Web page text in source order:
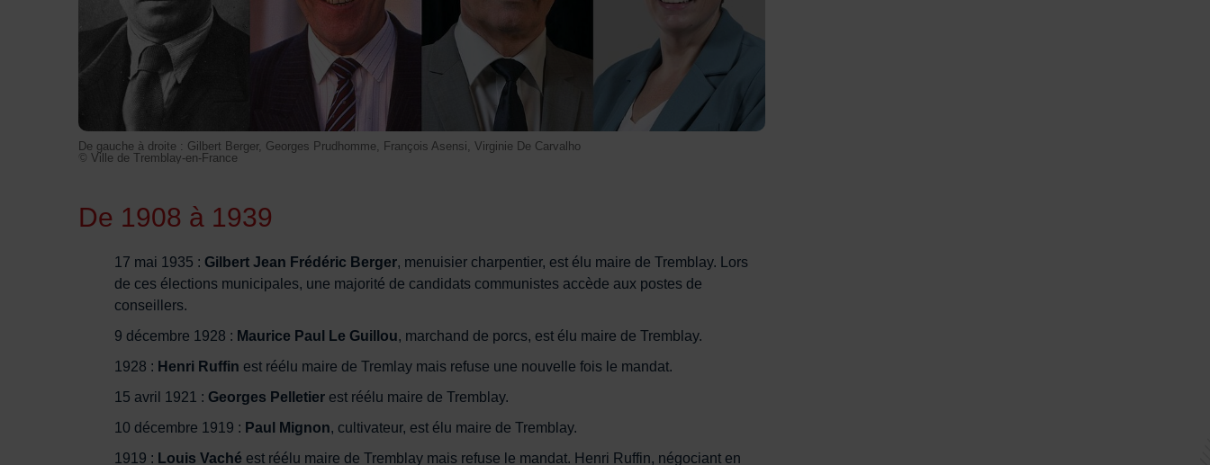
De gauche à droite : Gilbert Berger, Georges Prudhomme, François Asensi, Virginie De Carvalho
© Ville de Tremblay-en-France
De 1908 à 1939
17 mai 1935 : Gilbert Jean Frédéric Berger, menuisier charpentier, est élu maire de Tremblay. Lors
de ces élections municipales, une majorité de candidats communistes accède aux postes de
conseillers.
9 décembre 1928 : Maurice Paul Le Guillou, marchand de porcs, est élu maire de Tremblay.
1928 : Henri Ruffin est réélu maire de Tremlay mais refuse une nouvelle fois le mandat.
15 avril 1921 : Georges Pelletier est réélu maire de Tremblay.
10 décembre 1919 : Paul Mignon, cultivateur, est élu maire de Tremblay.
1919 : Louis Vaché est réélu maire de Tremblay mais refuse le mandat. Henri Ruffin, négociant en